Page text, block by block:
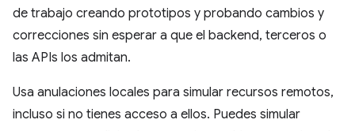
de trabajo creando prototipos y probando cambios y
correcciones sin esperar a que el backend, terceros o
las APIs los admitan.
Usa anulaciones locales para simular recursos remotos,
incluso si no tienes acceso a ellos. Puedes simular